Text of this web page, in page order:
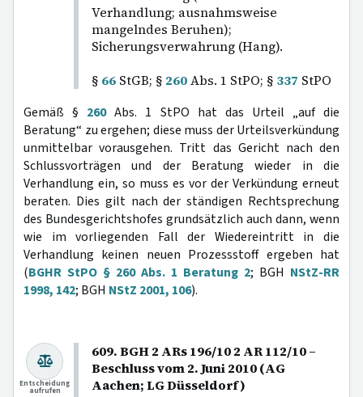
Verhandlung; ausnahmsweise
mangelndes Beruhen);
Sicherungsverwahrung (Hang).
§ 66 StGB; § 260Abs. 1 StPO; § 337 StPO
Gemäß § 260Abs. 1 StPO hat das Urteil „auf die
Beratung“ zu ergehen; diese muss der Urteilsverkündung
unmittelbar vorausgehen. Tritt das Gericht nach den
Schlussvorträgen und der Beratung wieder in die
Verhandlung ein, so muss es vor der Verkündung erneut
beraten. Dies gilt nach der ständigen Rechtsprechung
des Bundesgerichtshofes grundsätzlich auch dann, wenn
wie im vorliegenden Fall der Wiedereintritt in die
Verhandlung keinen neuen Prozessstoff ergeben hat
(BGHR StPO § 260 Abs. 1 Beratung 2; BGH NStZ-RR
1998, 142; BGH NStZ 2001, 106).
609. BGH 2 ARs 196/10 2 AR 112/10 –
Beschluss vom 2. Juni 2010 (AG
Aachen; LG Düsseldorf)
Entscheidung
aufrufen